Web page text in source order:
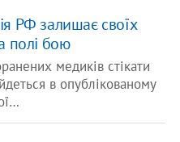
РФ залишає своїх
полі бою
медиків стікати
в опублікованому